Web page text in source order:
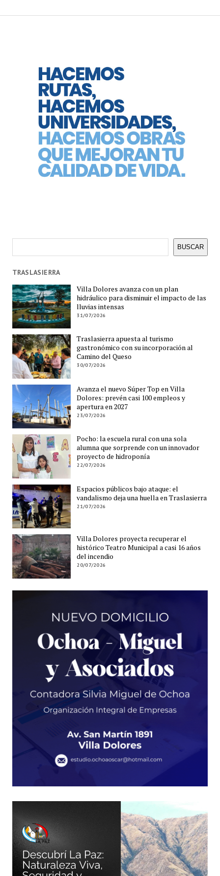
BUSCAR
TRASLASIERRA
Villa Dolores avanza con un plan
hidráulico para disminuir el impacto de las
lluvias intensas
31/07/2026
Traslasierra apuesta al turismo
gastronómico con su incorporación al
Camino del Queso
30/07/2026
Avanza el nuevo Súper Top en Villa
Dolores: prevén casi 100 empleos y
apertura en 2027
23/07/2026
Pocho: la escuela rural con una sola
alumna que sorprende con un innovador
proyecto de hidroponía
22/07/2026
Espacios públicos bajo ataque: el
vandalismo deja una huella en Traslasierra
21/07/2026
Villa Dolores proyecta recuperar el
histórico Teatro Municipal a casi 16 años
del incendio
20/07/2026